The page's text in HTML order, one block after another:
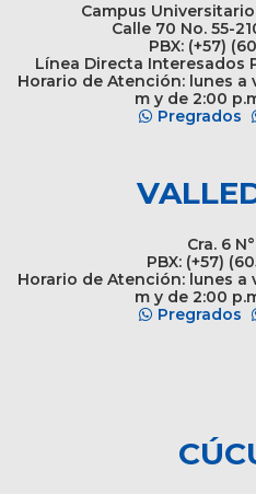
Campus
Calle 70 No. 55-
PBX: (+57)
Línea Directa Interesados
Horario de Atención: lunes a
m y de 2:00
Pregrados
Cra. 6
PBX: (+57)
Horario de Atención: lunes a
m y de 2:00
Pregrados